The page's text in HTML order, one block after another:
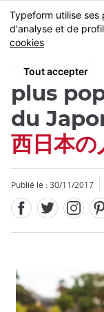
Skip
to
main
MENU
Le top
plus
du
西日本
Publié le : 30/11/2017